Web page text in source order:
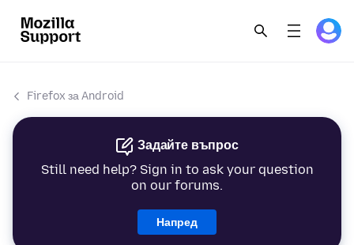
Firefox за Android
Задайте въпрос
Still need help? Sign in to ask your question
on our forums.
Напред